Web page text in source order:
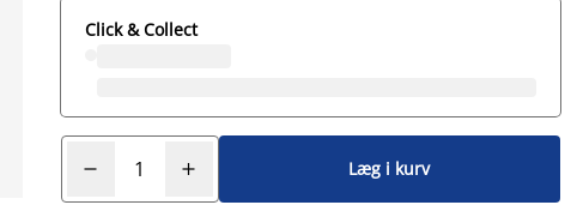
Click & Collect
Læg i kurv